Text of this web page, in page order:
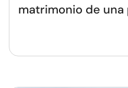
matrimonio de una